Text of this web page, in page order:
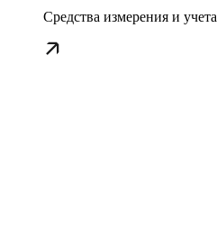
Средства измерения и учета